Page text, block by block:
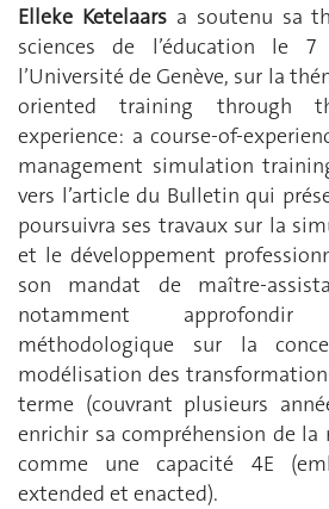
Elleke Ketelaarsa soutenu sa
sciences de l’éducation le
l’Université de Genève, sur la
oriented training through
experience: a course-of-
management simulation
vers l’article du Bulletin qui
poursuivra ses travaux sur la
et le développement
son mandat de maître-
notamment
méthodologique sur la
modélisation des
terme (couvrant plusieurs
enrichir sa compréhension de la
comme une capacité 4E
extended et enacted).